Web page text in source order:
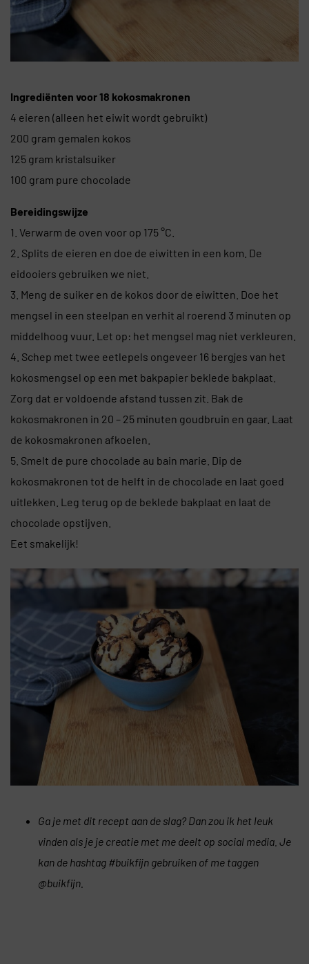
Ingrediënten voor 18 kokosmakronen
4 eieren (alleen het eiwit wordt gebruikt)
200 gram gemalen kokos
125 gram kristalsuiker
100 gram pure chocolade
Bereidingswijze
1. Verwarm de oven voor op 175 °C.
2. Splits de eieren en doe de eiwitten in een kom. De
eidooiers gebruiken we niet.
3. Meng de suiker en de kokos door de eiwitten. Doe het
mengsel in een steelpan en verhit al roerend 3 minuten op
middelhoog vuur. Let op: het mengsel mag niet verkleuren.
4. Schep met twee eetlepels ongeveer 16 bergjes van het
kokosmengsel op een met bakpapier beklede bakplaat.
Zorg dat er voldoende afstand tussen zit. Bak de
kokosmakronen in 20 – 25 minuten goudbruin en gaar. Laat
de kokosmakronen afkoelen.
5. Smelt de pure chocolade au bain marie. Dip de
kokosmakronen tot de helft in de chocolade en laat goed
uitlekken. Leg terug op de beklede bakplaat en laat de
chocolade opstijven.
Eet smakelijk!
Ga je met dit recept aan de slag? Dan zou ik het leuk
vinden als je je creatie met me deelt op social media. Je
kan de hashtag #buikfijn gebruiken of me taggen
@buikfijn.